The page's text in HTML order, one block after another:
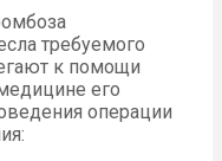
требуемого
к помощи
его
операции